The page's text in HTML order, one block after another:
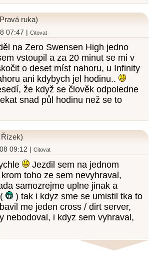
ruka)
07:47 | Citovat
na Zero Swensen High jedno
vstoupil a za 20 minut se mi v
o deset míst nahoru, u Infinity
ani kdybych jel hodinu..
že když se člověk odpoledne
snad půl hodinu než se to
09:12 |Citovat
Jezdil sem na jednom
toho ze sem nevyhraval,
samozrejme uplne jinak a
) tak i kdyz sme se umistil tka to
me jeden cross / dirt server,
nebodoval, i kdyz sem vyhraval,